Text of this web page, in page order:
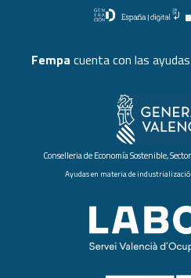
Fempa cuenta con las
Conselleria de Economía Sostenible,
Ayudas en materia de